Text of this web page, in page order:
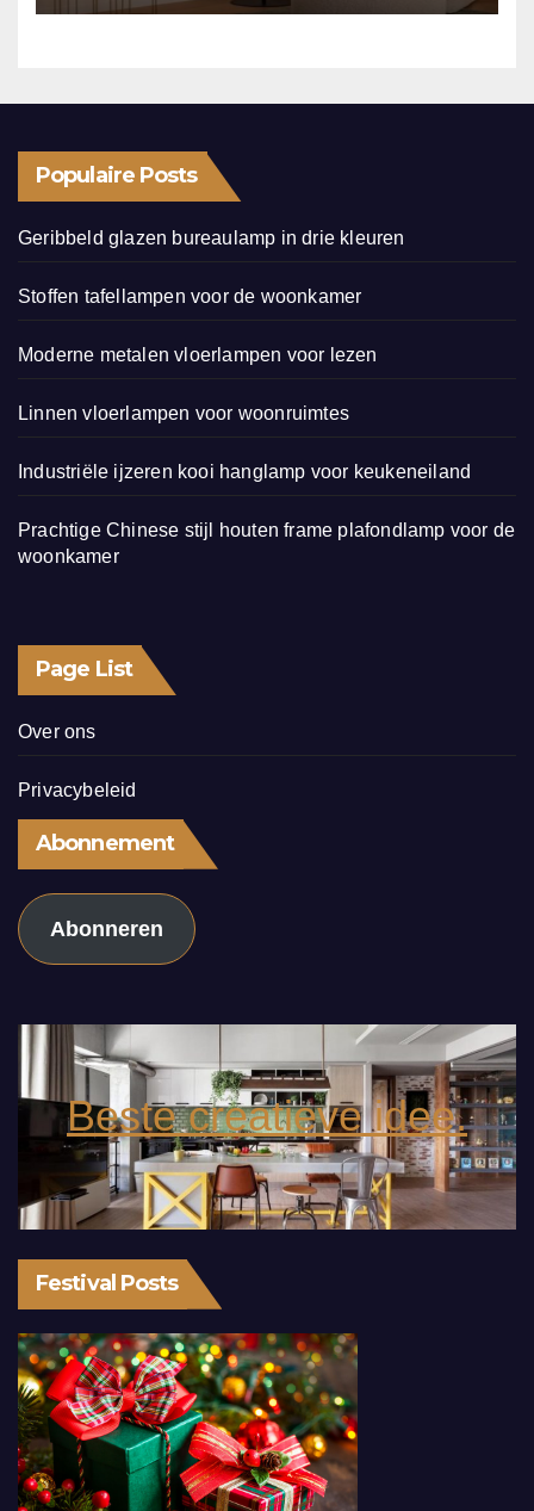
Populaire Posts
Geribbeld glazen bureaulamp in drie kleuren
Stoffen tafellampen voor de woonkamer
Moderne metalen vloerlampen voor lezen
Linnen vloerlampen voor woonruimtes
Industriële ijzeren kooi hanglamp voor keukeneiland
Prachtige Chinese stijl houten frame plafondlamp voor de
woonkamer
Page List
Over ons
Privacybeleid
Abonnement
Abonneren
Beste creatieve idee.
Festival Posts